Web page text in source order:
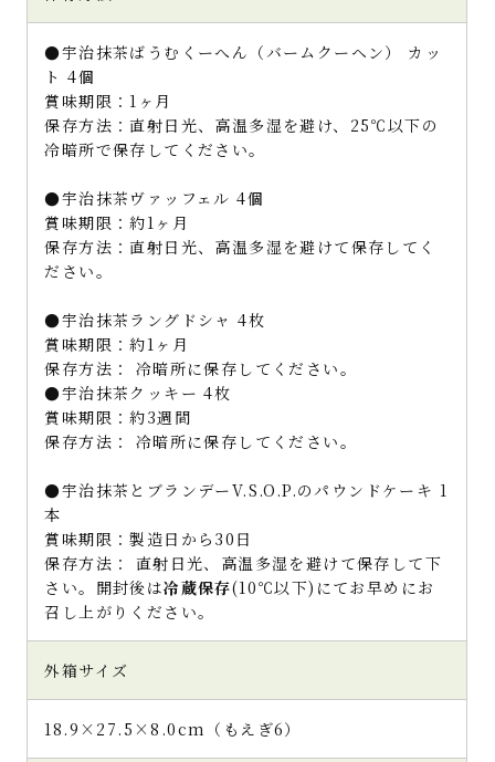
●宇治抹茶ばうむくーへん（バームクーヘン） カッ
ト 4個
賞味期限：1ヶ月
保存方法：直射日光、高温多湿を避け、25℃以下の
冷暗所で保存してください。
●宇治抹茶ヴァッフェル 4個
賞味期限：約1ヶ月
保存方法：直射日光、高温多湿を避けて保存してく
ださい。
●宇治抹茶ラングドシャ 4枚
賞味期限：約1ヶ月
保存方法： 冷暗所に保存してください。
●宇治抹茶クッキー 4枚
賞味期限：約3週間
保存方法： 冷暗所に保存してください。
●宇治抹茶とブランデーV.S.O.P.のパウンドケーキ 1
本
賞味期限：製造日から30日
保存方法： 直射日光、高温多湿を避けて保存して下
さい。開封後は冷蔵保存(10℃以下)にてお早めにお
召し上がりください。
外箱サイズ
18.9×27.5×8.0cm（もえぎ6）